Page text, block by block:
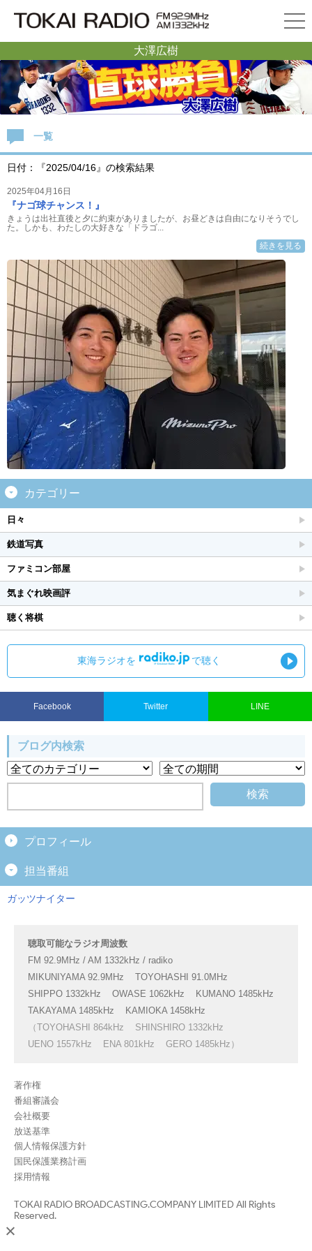
大澤広樹
一覧
日付：『2025/04/16』の検索結果
2025年04月16日
『ナゴ球チャンス！』
きょうは出社直後と夕に約束がありましたが、お昼どきは自由になりそうでし
た。しかも、わたしの大好きな「ドラゴ...
続きを見る
カテゴリー
日々
鉄道写真
ファミコン部屋
気まぐれ映画評
聴く将棋
東海ラジオを で聴く
Facebook Twitter LINE
ブログ内検索
プロフィール
担当番組
ガッツナイター
聴取可能なラジオ周波数
FM 92.9MHz / AM 1332kHz / radiko
MIKUNIYAMA 92.9MHz
TOYOHASHI 91.0MHz
SHIPPO 1332kHz
OWASE 1062kHz
KUMANO 1485kHz
TAKAYAMA 1485kHz
KAMIOKA 1458kHz
（TOYOHASHI 864kHz
SHINSHIRO 1332kHz
UENO 1557kHz
ENA 801kHz GERO 1485kHz）
著作権
番組審議会
会社概要
放送基準
個人情報保護方針
国民保護業務計画
採用情報
TOKAI RADIO BROADCASTING.COMPANY LIMITED All Rights
Reserved.